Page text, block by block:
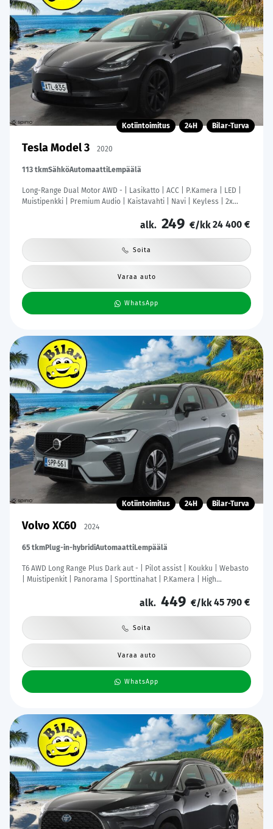
Kotiintoimitus 24H Bilar-Turva
Tesla Model 3 2020
113 tkmSähköAutomaattiLempäälä
Long-Range Dual Motor AWD - | Lasikatto | ACC | P.Kamera | LED |
Muistipenkki | Premium Audio | Kaistavahti | Navi | Keyless | 2x
alk. 249 €/kk24 400 €
Soita
Varaa auto
WhatsApp
Kotiintoimitus 24H Bilar-Turva
Volvo XC60 2024
65 tkmPlug-in-hybridiAutomaattiLempäälä
T6 AWD Long Range Plus Dark aut - | Pilot assist | Koukku | Webasto
| Muistipenkit | Panorama | Sporttinahat | P.Kamera | High
alk. 449 €/kk45 790 €
Soita
Varaa auto
WhatsApp